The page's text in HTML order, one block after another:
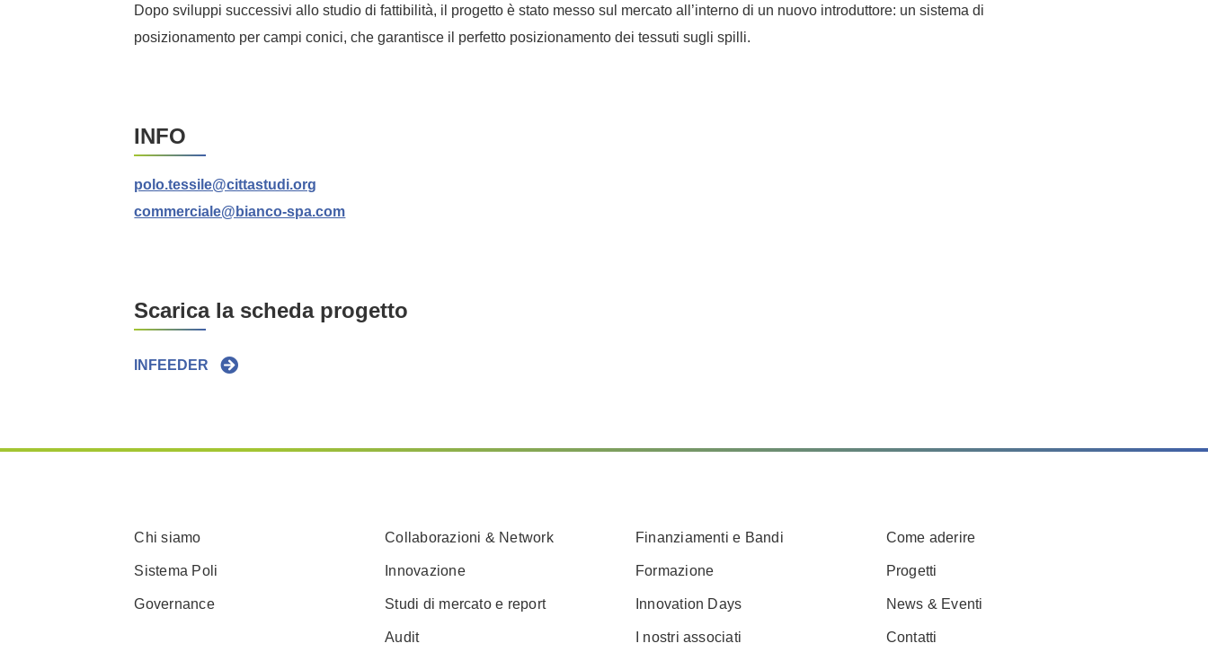
Dopo sviluppi successivi allo studio di fattibilità, il progetto è stato messo sul mercato all’interno di un nuovo introduttore: un sistema di
posizionamento per campi conici, che garantisce il perfetto posizionamento dei tessuti sugli spilli.
INFO
polo.tessile@cittastudi.org
commerciale@bianco-spa.com
Scarica la scheda progetto
INFEEDER
Chi siamo
Sistema Poli
Governance
Collaborazioni & Network
Innovazione
Studi di mercato e report
Audit
Finanziamenti e Bandi
Formazione
Innovation Days
I nostri associati
Come aderire
Progetti
News & Eventi
Contatti